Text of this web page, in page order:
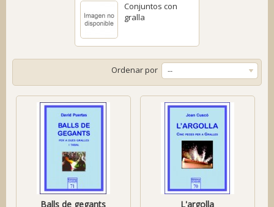
Conjuntos con
gralla
Ordenar por --
Balls de gegants L'argolla